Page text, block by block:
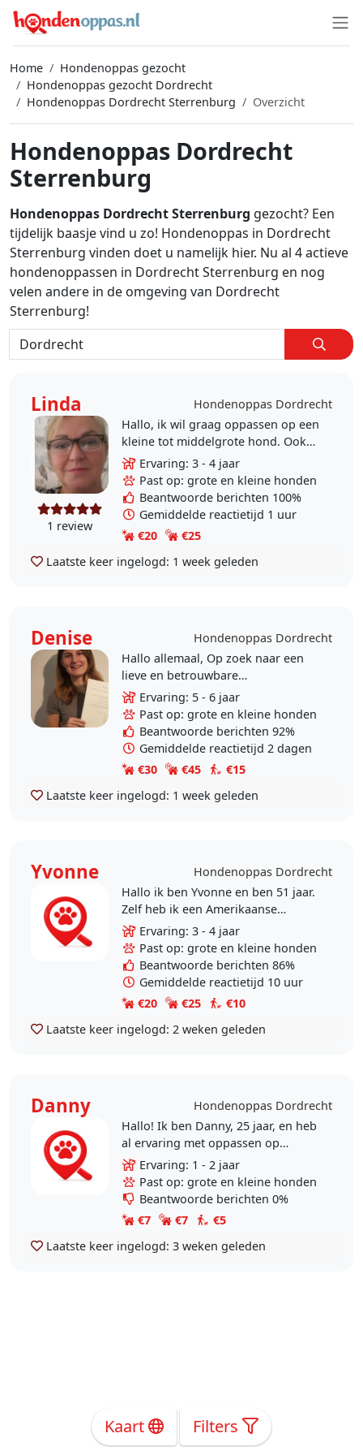
Home
Hondenoppas gezocht
Hondenoppas gezocht Dordrecht
Hondenoppas Dordrecht Sterrenburg
Overzicht
Hondenoppas Dordrecht
Sterrenburg
Hondenoppas Dordrecht Sterrenburg gezocht? Een
tijdelijk baasje vind u zo! Hondenoppas in Dordrecht
Sterrenburg vinden doet u namelijk hier. Nu al 4 actieve
hondenoppassen in Dordrecht Sterrenburg en nog
velen andere in de omgeving van Dordrecht
Sterrenburg!
Linda Hondenoppas Dordrecht
1 review
Hallo, ik wil graag oppassen op een
kleine tot middelgrote hond. Ook
voor vakanties. Ik heb zelf een
Appenzeller Sennenhund en teckels
gehad, die..
Ervaring: 3 - 4 jaar
Past op: grote en kleine honden
Beantwoorde berichten 100%
Gemiddelde reactietijd 1 uur
€20
€25
Laatste keer ingelogd: 1 week geleden
Denise
Hondenoppas Dordrecht
Hallo allemaal, Op zoek naar een
lieve en betrouwbare
hondenuitlaatservice en/of -oppas
in Dordrecht? Misschien kan ik je
helpen! In het verleden..
Ervaring: 5 - 6 jaar
Past op: grote en kleine honden
Beantwoorde berichten 92%
Gemiddelde reactietijd 2 dagen
€30
€45
€15
Laatste keer ingelogd: 1 week geleden
Yvonne
Hondenoppas Dordrecht
Hallo ik ben Yvonne en ben 51 jaar.
Zelf heb ik een Amerikaanse
stafford maar nog tijd om andere
honden uit te laten. Als het mij niet
lukt dan doen..
Ervaring: 3 - 4 jaar
Past op: grote en kleine honden
Beantwoorde berichten 86%
Gemiddelde reactietijd 10 uur
€20
€25
€10
Laatste keer ingelogd: 2 weken geleden
Danny
Hondenoppas Dordrecht
Hallo! Ik ben Danny, 25 jaar, en heb
al ervaring met oppassen op
honden. Ik zoek een oppashond
voor op de Woensdag, voor de
gezelligheid en zodat ik..
Ervaring: 1 - 2 jaar
Past op: grote en kleine honden
Beantwoorde berichten 0%
€7
€7
€5
Laatste keer ingelogd: 3 weken geleden
Kaart Filters